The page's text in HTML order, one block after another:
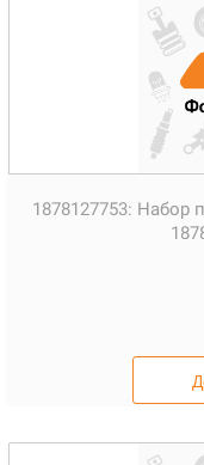
1878127753: Набор